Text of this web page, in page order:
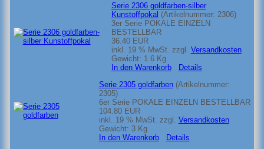
Serie 2306 goldfarben-silber
Kunstoffpokal (Artikelnummer: 2306)
3er Serie POKALE EINZELN
BESTELLBAR
36.40 EUR
inkl. 19 % MwSt. zzgl. Versandkosten
Gewicht: 1.6 Kg
In den Warenkorb
Details
Serie 2305 goldfarben (Artikelnummer:
2305)
6er Serie POKALE EINZELN BESTELLBAR
104.80 EUR
inkl. 19 % MwSt. zzgl. Versandkosten
Gewicht: 3 Kg
In den Warenkorb
Details